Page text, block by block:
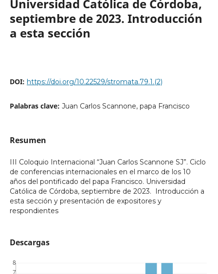
Universidad Católica de Córdoba,
septiembre de 2023. Introducción
a esta sección
DOI: https://doi.org/10.22529/stromata.79.1.(2)
Palabras clave: Juan Carlos Scannone, papa Francisco
Resumen
III Coloquio Internacional “Juan Carlos Scannone SJ”. Ciclo
de conferencias internacionales en el marco de los 10
años del pontificado del papa Francisco. Universidad
Católica de Córdoba, septiembre de 2023. Introducción a
esta sección y presentación de expositores y
respondientes
Descargas